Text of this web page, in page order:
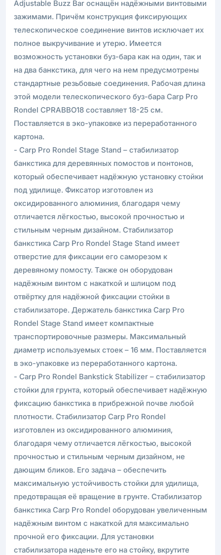
Adjustable Buzz Bar оснащён надёжными винтовыми
зажимами. Причём конструкция фиксирующих
телескопическое соединение винтов исключает их
полное выкручивание и утерю. Имеется
возможность установки буз-бара как на один, так и
на два банкстика, для чего на нем предусмотрены
стандартные резьбовые соединения. Рабочая длина
этой модели телескопического буз-бара Carp Pro
Rondel CPRABBO18 составляет 18-25 см.
Поставляется в эко-упаковке из переработанного
картона.
- Carp Pro Rondel Stage Stand – стабилизатор
банкстика для деревянных помостов и понтонов,
который обеспечивает надёжную установку стойки
под удилище. Фиксатор изготовлен из
оксидированного алюминия, благодаря чему
отличается лёгкостью, высокой прочностью и
стильным черным дизайном. Стабилизатор
банкстика Carp Pro Rondel Stage Stand имеет
отверстие для фиксации его саморезом к
деревяному помосту. Также он оборудован
надёжным винтом с накаткой и шлицом под
отвёртку для надёжной фиксации стойки в
стабилизаторе. Держатель банкстика Carp Pro
Rondel Stage Stand имеет компактные
транспортировочные размеры. Максимальный
диаметр используемых стоек – 16 мм. Поставляется
в эко-упаковке из переработанного картона.
- Carp Pro Rondel Bankstick Stabilizer – стабилизатор
стойки для грунта, который обеспечивает надёжную
фиксацию банкстика в прибрежной почве любой
плотности. Стабилизатор Carp Pro Rondel
изготовлен из оксидированного алюминия,
благодаря чему отличается лёгкостью, высокой
прочностью и стильным черным дизайном, не
дающим бликов. Его задача – обеспечить
максимальную устойчивость стойки для удилища,
предотвращая её вращение в грунте. Стабилизатор
банкстика Carp Pro Rondel оборудован увеличенным
надёжным винтом с накаткой для максимально
прочной его фиксации. Для установки
стабилизатора наденьте его на стойку, вкрутите